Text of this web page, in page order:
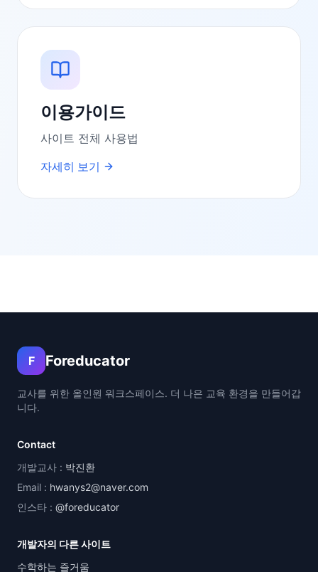
이용가이드
사이트 전체 사용법
자세히 보기
F Foreducator
교사를 위한 올인원 워크스페이스. 더 나은 교육 환경을 만들어갑
니다.
Contact
개발교사 : 박진환
Email : hwanys2@naver.com
인스타 : @foreducator
개발자의 다른 사이트
수학하는 즐거움